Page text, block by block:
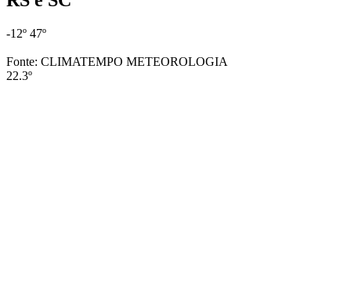
-12º 47º
Fonte: CLIMATEMPO METEOROLOGIA
22.3º